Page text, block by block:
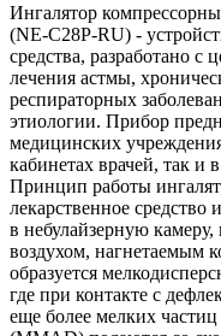
Ингалятор
(NE-C28P-RU) -
средства, разработано
лечения астмы,
респираторных
этиологии. Прибор
медицинских
кабинетах врачей, так
Принцип работы
лекарственное средство
в небулайзерную
воздухом, нагнетаемым
образуется
где при контакте с
еще более мелких